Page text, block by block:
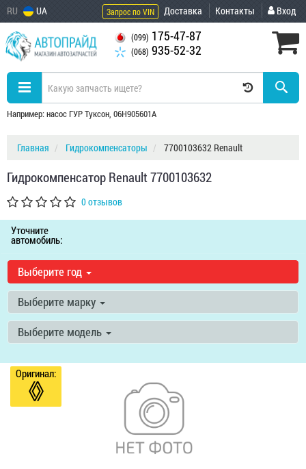
RU UA Запрос по VIN Доставка Контакты Вход
(099) 175-47-87
(068) 935-52-32
Например: насос ГУР Туксон, 06H905601A
Главная Гидрокомпенсаторы 7700103632 Renault
Гидрокомпенсатор Renault 7700103632
0 отзывов
Уточните
автомобиль:
Выберите год
Выберите марку
Выберите модель
Оригинал: